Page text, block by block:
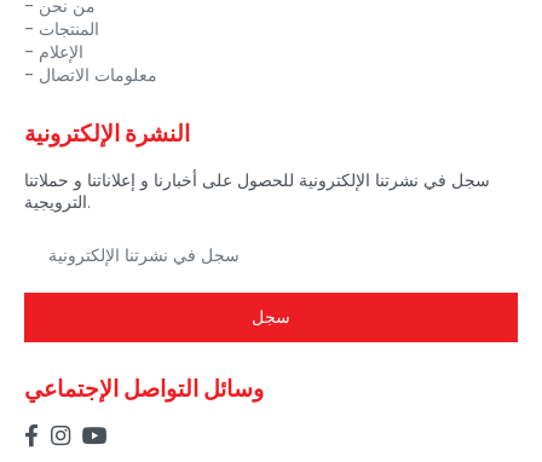
من نحن
المنتجات
الإعلام
معلومات الاتصال
النشرة الإلكترونية
سجل في نشرتنا الإلكترونية للحصول على أخبارنا و إعلاناتنا و حملاتنا
الترويجية.
سجل
وسائل التواصل الإجتماعي